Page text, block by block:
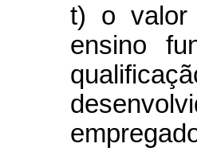
t) o valor
ensino